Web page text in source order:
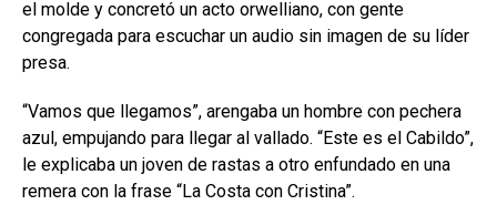
el molde y concretó un acto orwelliano, con gente
congregada para escuchar un audio sin imagen de su líder
presa.
“Vamos que llegamos”, arengaba un hombre con pechera
azul, empujando para llegar al vallado. “Este es el Cabildo”,
le explicaba un joven de rastas a otro enfundado en una
remera con la frase “La Costa con Cristina”.